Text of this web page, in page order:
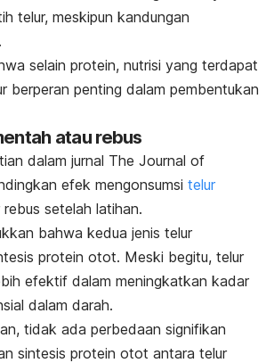
telur, meskipun kandungan
selain protein, nutrisi yang terdapat
berperan penting dalam pembentukan
atau rebus
dalam jurnal The Journal of
efek mengonsumsi telur
setelah latihan.
bahwa kedua jenis telur
protein otot. Meski begitu, telur
efektif dalam meningkatkan kadar
dalam darah.
tidak ada perbedaan signifikan
sintesis protein otot antara telur